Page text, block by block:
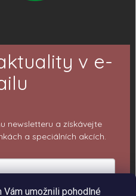
umožnili pohodlné
v e-
newsletteru a získávejte
a speciálních akcích.